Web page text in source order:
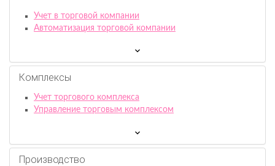
Учет в торговой компании
Автоматизация торговой компании
Комплексы
Учет торгового комплекса
Управление торговым комплексом
Производство